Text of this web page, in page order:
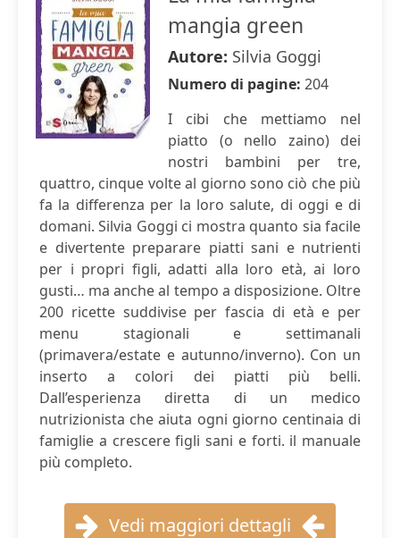
mangia green
Autore: Silvia Goggi
Numero di pagine: 204
I cibi che mettiamo nel
piatto (o nello zaino) dei
nostri bambini per tre,
quattro, cinque volte al giorno sono ciò che più
fa la differenza per la loro salute, di oggi e di
domani. Silvia Goggi ci mostra quanto sia facile
e divertente preparare piatti sani e nutrienti
per i propri figli, adatti alla loro età, ai loro
gusti… ma anche al tempo a disposizione. Oltre
200 ricette suddivise per fascia di età e per
menu stagionali e settimanali
(primavera/estate e autunno/inverno). Con un
inserto a colori dei piatti più belli.
Dall’esperienza diretta di un medico
nutrizionista che aiuta ogni giorno centinaia di
famiglie a crescere figli sani e forti. il manuale
più completo.
Vedi maggiori dettagli